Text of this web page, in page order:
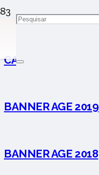
CARTAZ AGE 2019
BANNER AGE 2019
BANNER AGE 2018